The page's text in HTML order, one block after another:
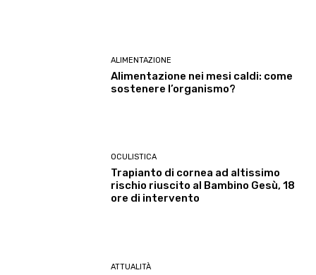
ALIMENTAZIONE
Alimentazione nei mesi caldi: come
sostenere l’organismo?
OCULISTICA
Trapianto di cornea ad altissimo
rischio riuscito al Bambino Gesù, 18
ore di intervento
ATTUALITÀ